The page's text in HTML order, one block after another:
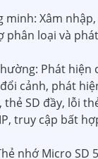
minh: Xâm
phân loại và
Phát hiện
cảnh, phát
thẻ SD đầy, lỗi
truy cập bất
nhớ Micro SD